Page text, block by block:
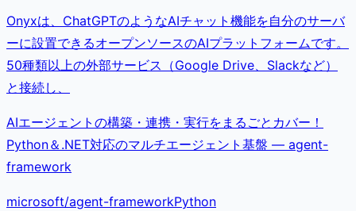
Onyxは、ChatGPTのようなAIチャット機能を自分のサーバ
ーに設置できるオープンソースのAIプラットフォームです。
50種類以上の外部サービス（Google Drive、Slackなど）
と接続し、
AIエージェントの構築・連携・実行をまるごとカバー！
Python＆.NET対応のマルチエージェント基盤 — agent-
framework
microsoft/agent-frameworkPython